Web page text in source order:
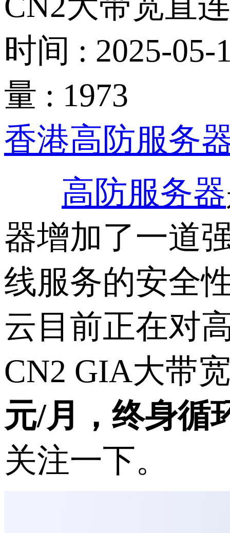
时间 : 2025-05-
量 : 1973
香港高防服务
高防服务器
器增加了一道
线服务的安全
云目前正在对
CN2 GIA大带
元/月，终身循
关注一下。